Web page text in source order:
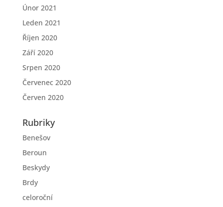
Únor 2021
Leden 2021
Říjen 2020
Září 2020
Srpen 2020
Červenec 2020
Červen 2020
Rubriky
Benešov
Beroun
Beskydy
Brdy
celoroční